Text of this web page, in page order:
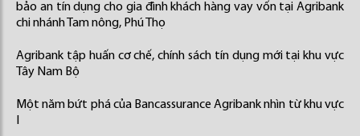
bảo an tín dụng cho gia đình khách hàng vay vốn tại Agribank
chi nhánh Tam nông, Phú Thọ
Agribank tập huấn cơ chế, chính sách tín dụng mới tại khu vực
Tây Nam Bộ
Một năm bứt phá của Bancassurance Agribank nhìn từ khu vực